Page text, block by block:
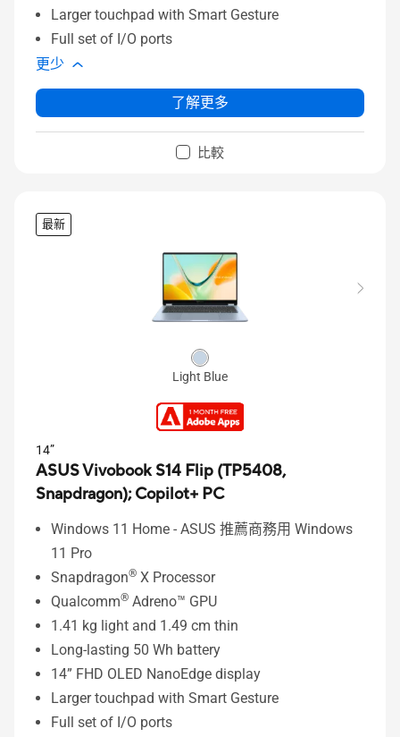
Larger touchpad with Smart Gesture
Full set of I/O ports
更少
了解更多
比較
最新
Light Blue
14”
ASUS Vivobook S14 Flip (TP5408,
Snapdragon);Copilot+ PC
Windows 11 Home - ASUS 推薦商務用 Windows
11 Pro
Snapdragon® X Processor
Qualcomm® Adreno™ GPU
1.41 kg light and 1.49 cm thin
Long-lasting 50 Wh battery
14” FHD OLED NanoEdge display
Larger touchpad with Smart Gesture
Full set of I/O ports